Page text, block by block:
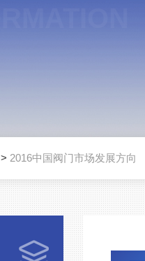
> 2016中国阀门市场发展方向